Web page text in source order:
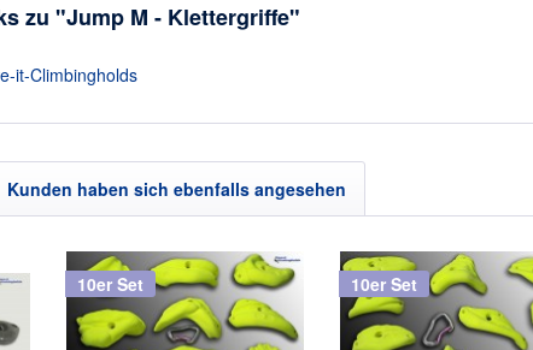
zu "Jump M - Klettergriffe"
it-Climbingholds
Kunden haben sich ebenfalls angesehen
10er Set 10er Set